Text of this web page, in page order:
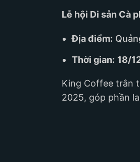
Lễ hội Di sản Cà
Địa điểm:
Thời gian: 18/
King Coffee trân
2025, góp phần